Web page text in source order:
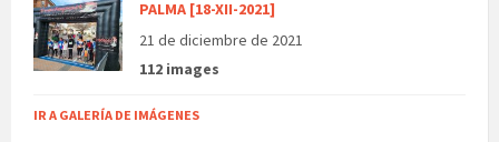
PALMA [18-XII-2021]
21 de diciembre de 2021
112 images
IR A GALERÍA DE IMÁGENES